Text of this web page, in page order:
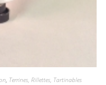
, Terrines, Rillettes, Tartinables